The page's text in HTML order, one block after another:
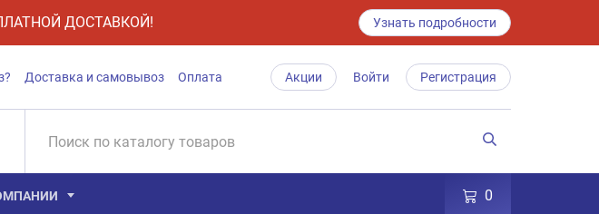
ДОСТАВКОЙ! Узнать подробности
Доставка и самовывоз Оплата Акции Войти Регистрация
0